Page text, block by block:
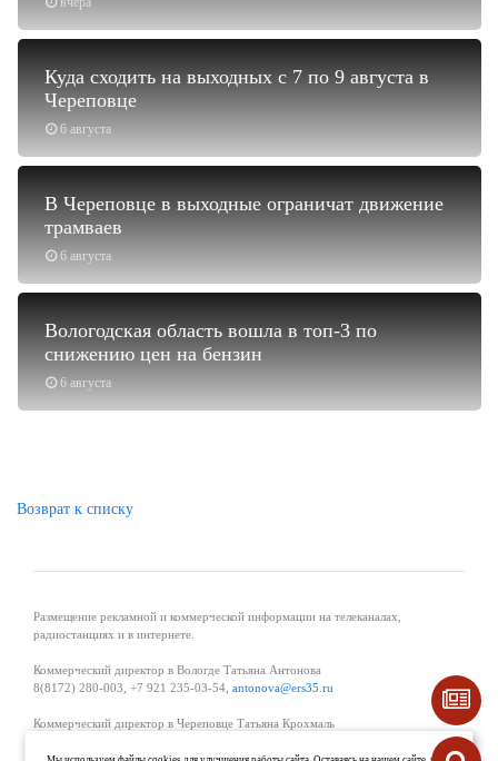
6 августа
Куда сходить на выходных с 7 по 9 августа в
Череповце
6 августа
В Череповце в выходные ограничат движение
трамваев
6 августа
Вологодская область вошла в топ-3 по
снижению цен на бензин
Возврат к списку
Размещение рекламной и коммерческой информации на телеканалах,
радиостанциях и в интернете.
Коммерческий директор в Вологде Татьяна Антонова
8(8172) 280-003, +7 921 235-03-54, antonova@ers35.ru
Коммерческий директор в Череповце Татьяна Крохмаль